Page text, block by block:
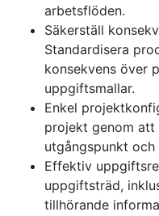
arbetsflöden.
Säkerställ
Standardisera
konsekvens över
uppgiftsmallar.
Enkel
projekt genom
utgångspunkt och
Effektiv
uppgiftsträd,
tillhörande